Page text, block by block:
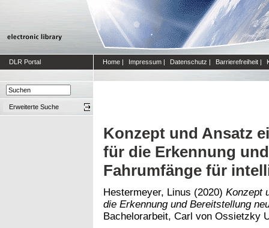
DLR Portal Home | Impressum | Datenschutz | Barrierefreiheit |
Erweiterte Suche
Konzept und Ansatz
für die Erkennung
Fahrumfänge für
Hestermeyer, Linus (2020) Konzept
die Erkennung und Bereitstellung
Bachelorarbeit, Carl von Ossietzky